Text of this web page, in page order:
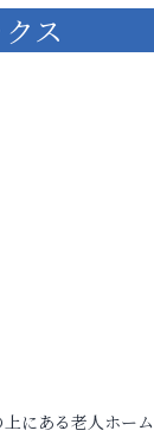
ス
にある老人ホー